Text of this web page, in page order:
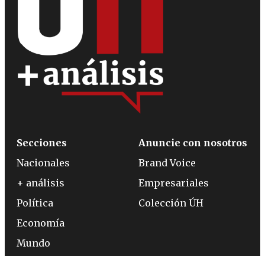
Secciones
Nacionales
+ análisis
Política
Economía
Mundo
Anuncie con nosotros
Brand Voice
Empresariales
Colección ÚH